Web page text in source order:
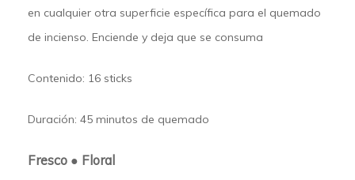
en cualquier otra superficie específica para el quemado
de incienso. Enciende y deja que se consuma
Contenido: 16 sticks
Duración: 45 minutos de quemado
Fresco ● Floral